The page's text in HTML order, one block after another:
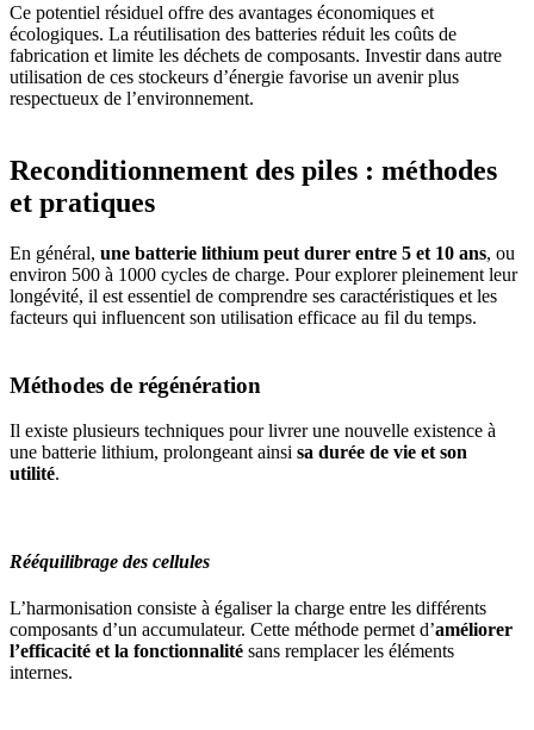
Ce potentiel résiduel offre des avantages économiques et
écologiques. La réutilisation des batteries réduit les coûts de
fabrication et limite les déchets de composants. Investir dans autre
utilisation de ces stockeurs d’énergie favorise un avenir plus
respectueux de l’environnement.
Reconditionnement des piles : méthodes
et pratiques
En général, une batterie lithium peut durer entre 5 et 10 ans, ou
environ 500 à 1000 cycles de charge. Pour explorer pleinement leur
longévité, il est essentiel de comprendre ses caractéristiques et les
facteurs qui influencent son utilisation efficace au fil du temps.
Méthodes de régénération
Il existe plusieurs techniques pour livrer une nouvelle existence à
une batterie lithium, prolongeant ainsi sa durée de vie et son
utilité.
Rééquilibrage des cellules
L’harmonisation consiste à égaliser la charge entre les différents
composants d’un accumulateur. Cette méthode permet d’améliorer
l’efficacité et la fonctionnalité sans remplacer les éléments
internes.